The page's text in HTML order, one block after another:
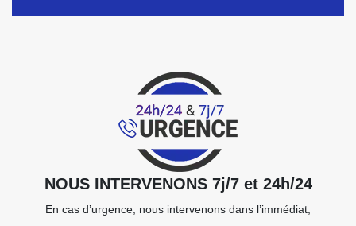
NOUS INTERVENONS 7j/7 et 24h/24
En cas d’urgence, nous intervenons dans l’immédiat,